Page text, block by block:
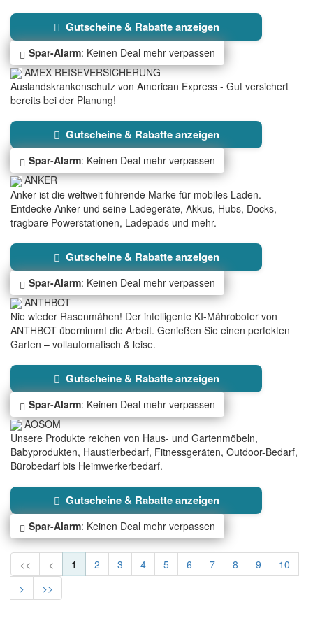
Gutscheine & Rabatte anzeigen
Spar-Alarm: Keinen Deal mehr verpassen
AMEX REISEVERSICHERUNG
Auslandskrankenschutz von American Express - Gut versichert
bereits bei der Planung!
Gutscheine & Rabatte anzeigen
Spar-Alarm: Keinen Deal mehr verpassen
ANKER
Anker ist die weltweit führende Marke für mobiles Laden.
Entdecke Anker und seine Ladegeräte, Akkus, Hubs, Docks,
tragbare Powerstationen, Ladepads und mehr.
Gutscheine & Rabatte anzeigen
Spar-Alarm: Keinen Deal mehr verpassen
ANTHBOT
Nie wieder Rasenmähen! Der intelligente KI-Mähroboter von
ANTHBOT übernimmt die Arbeit. Genießen Sie einen perfekten
Garten – vollautomatisch & leise.
Gutscheine & Rabatte anzeigen
Spar-Alarm: Keinen Deal mehr verpassen
AOSOM
Unsere Produkte reichen von Haus- und Gartenmöbeln,
Babyprodukten, Haustierbedarf, Fitnessgeräten, Outdoor-Bedarf,
Bürobedarf bis Heimwerkerbedarf.
Gutscheine & Rabatte anzeigen
Spar-Alarm: Keinen Deal mehr verpassen
<< < 1 2 3 4 5 6 7 8 9
10
>
>>